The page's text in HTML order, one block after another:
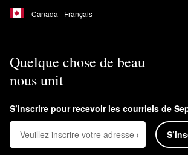
Canada - Français
Quelque chose de beau
nous unit
S’inscrire pour recevoir les courriels de